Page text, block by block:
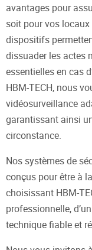
avantages pour
soit pour vos
dispositifs
dissuader les actes
essentielles en cas
HBM-TECH, nous
vidéosurveillance
garantissant ainsi
circonstance.
Nos systèmes de
conçus pour être à
choisissant HBM-
professionnelle,
technique fiable et